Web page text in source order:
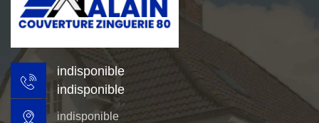
indisponible
indisponible
indisponible